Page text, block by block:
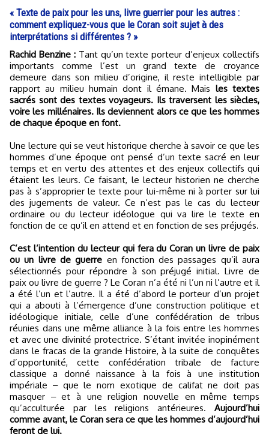
« Texte de paix pour les uns, livre guerrier pour les autres :
comment expliquez-vous que le Coran soit sujet à des
interprétations si différentes ? »
Rachid Benzine :Tant qu’un texte porteur d’enjeux collectifs
importants comme l’est un grand texte de croyance
demeure dans son milieu d’origine, il reste intelligible par
rapport au milieu humain dont il émane. Mais les textes
sacrés sont des textes voyageurs. Ils traversent les siècles,
voire les millénaires. Ils deviennent alors ce que les hommes
de chaque époque en font.
Une lecture qui se veut historique cherche à savoir ce que les
hommes d’une époque ont pensé d’un texte sacré en leur
temps et en vertu des attentes et des enjeux collectifs qui
étaient les leurs. Ce faisant, le lecteur historien ne cherche
pas à s’approprier le texte pour lui-même ni à porter sur lui
des jugements de valeur. Ce n’est pas le cas du lecteur
ordinaire ou du lecteur idéologue qui va lire le texte en
fonction de ce qu’il en attend et en fonction de ses préjugés.
C’est l’intention du lecteur qui fera du Coran un livre de paix
ou un livre de guerre en fonction des passages qu’il aura
sélectionnés pour répondre à son préjugé initial. Livre de
paix ou livre de guerre ? Le Coran n’a été ni l’un ni l’autre et il
a été l’un et l’autre. Il a été d’abord le porteur d’un projet
qui a abouti à l’émergence d’une construction politique et
idéologique initiale, celle d’une confédération de tribus
réunies dans une même alliance à la fois entre les hommes
et avec une divinité protectrice. S’étant invitée inopinément
dans le fracas de la grande Histoire, à la suite de conquêtes
d’opportunité, cette confédération tribale de facture
classique a donné naissance à la fois à une institution
impériale ‒ que le nom exotique de califat ne doit pas
masquer ‒ et à une religion nouvelle en même temps
qu’acculturée par les religions antérieures. Aujourd’hui
comme avant, le Coran sera ce que les hommes d’aujourd’hui
feront de lui.